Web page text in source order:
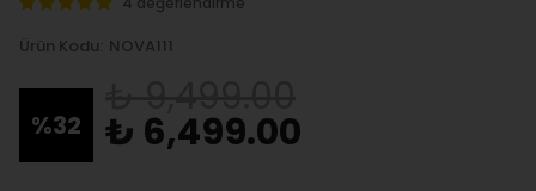
Ürün Kodu: NOVA111
%32 ₺ 6,499.00